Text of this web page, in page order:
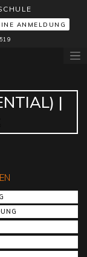
ANMELDUNG
|